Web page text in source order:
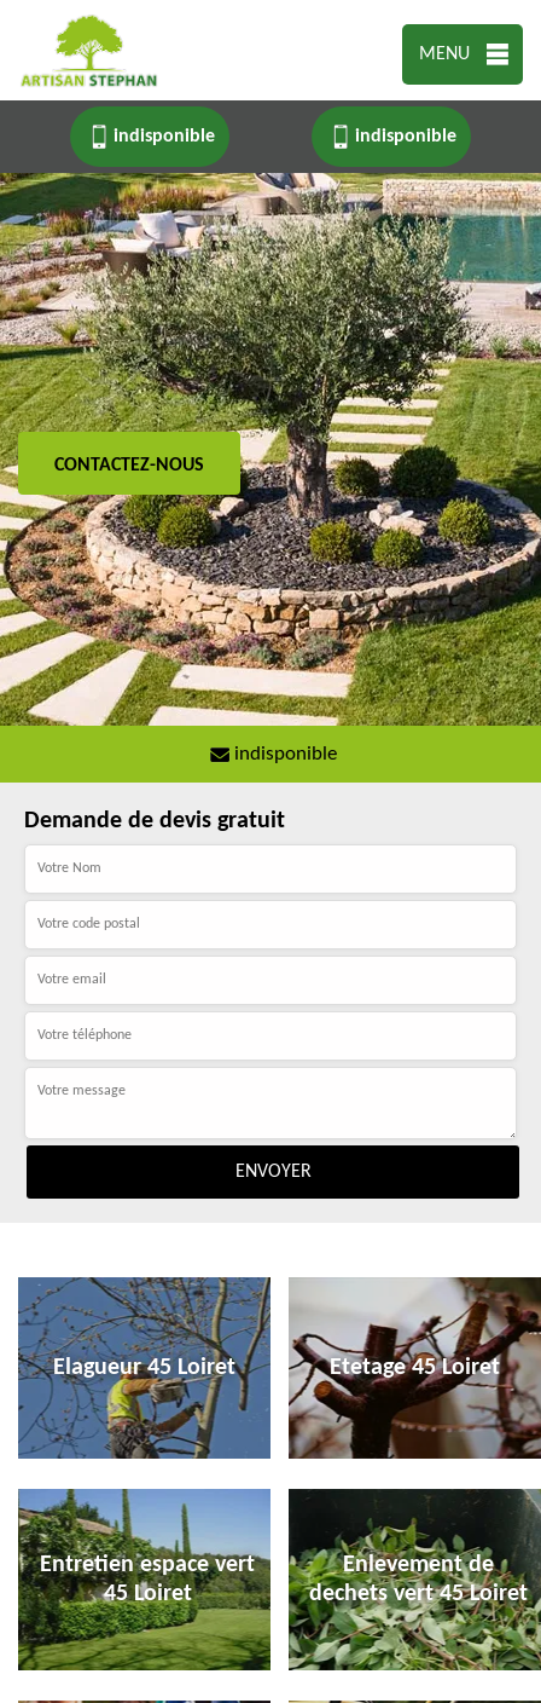
MENU
indisponible indisponible
CONTACTEZ-NOUS
indisponible
Demande de devis gratuit
Elagueur 45 Loiret Etetage 45 Loiret
Entretien espace vert
45 Loiret
Enlevement de
dechets vert 45 Loiret